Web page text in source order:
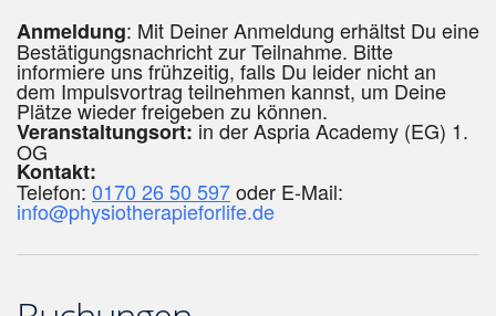
Anmeldung: Mit Deiner Anmeldung erhältst Du eine
Bestätigungsnachricht zur Teilnahme. Bitte
informiere uns frühzeitig, falls Du leider nicht an
dem Impulsvortrag teilnehmen kannst, um Deine
Plätze wieder freigeben zu können.
Veranstaltungsort: in der Aspria Academy (EG) 1.
OG
Kontakt:
Telefon: 0170 26 50 597oder E-Mail:
info@physiotherapieforlife.de